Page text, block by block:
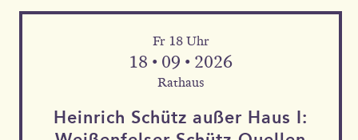
Fr 18 Uhr
18 • 09 • 2026
Rathaus
Heinrich Schütz außer Haus I: